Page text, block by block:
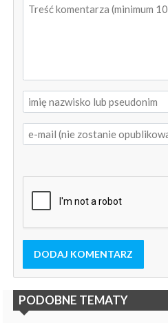
DODAJ KOMENTARZ
PODOBNE TEMATY